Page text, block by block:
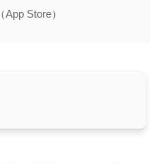
（App Store）